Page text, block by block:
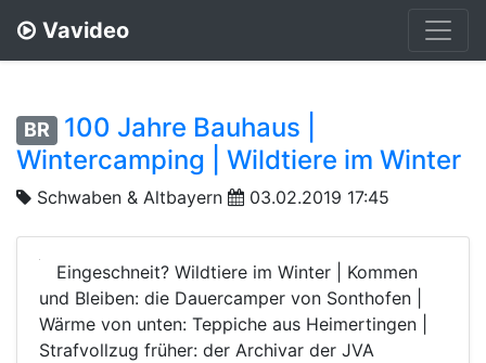
Vavideo
BR
100 Jahre Bauhaus |
Wintercamping | Wildtiere im Winter
Schwaben & Altbayern 03.02.2019 17:45
Eingeschneit? Wildtiere im Winter | Kommen
und Bleiben: die Dauercamper von Sonthofen |
Wärme von unten: Teppiche aus Heimertingen |
Strafvollzug früher: der Archivar der JVA